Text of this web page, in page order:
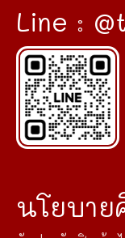
Line :
นโยบา